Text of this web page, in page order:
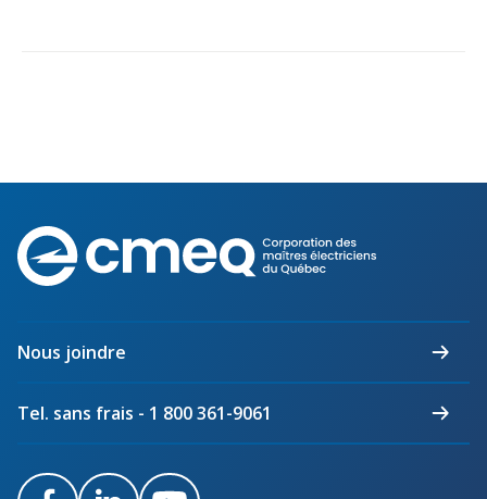
des
électriciens
Nous joindre
Tel. sans frais - 1 800 361-9061